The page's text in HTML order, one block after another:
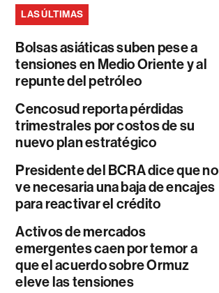
LAS ÚLTIMAS
Bolsas asiáticas suben pese a
tensiones en Medio Oriente y al
repunte del petróleo
Cencosud reporta pérdidas
trimestrales por costos de su
nuevo plan estratégico
Presidente del BCRA dice que no
ve necesaria una baja de encajes
para reactivar el crédito
Activos de mercados
emergentes caen por temor a
que el acuerdo sobre Ormuz
eleve las tensiones